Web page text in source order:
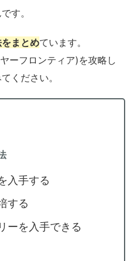
す。
まとめています。
ーフロンティア)を攻略し
ください。
入手する
する
ーを入手できる